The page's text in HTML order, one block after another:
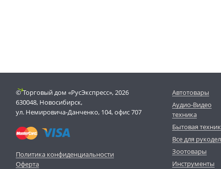
© Торговый дом «РусЭкспресс», 2026
630048, Новосибирск,
ул. Немировича-Данченко, 104, офис 707
Политика конфиденциальности
Оферта
Автотовары
Аудио-Видео
техника
Бытовая
Все для
Зоотовары
Инструменты